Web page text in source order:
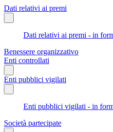
Dati relativi ai premi
Dati relativi ai premi - in
Benessere organizzativo
Enti controllati
Enti pubblici vigilati
Enti pubblici vigilati - in
Società partecipate